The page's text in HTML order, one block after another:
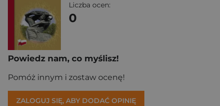
Liczba ocen:
0
Powiedz nam, co myślisz!
Pomóż innym i zostaw ocenę!
ZALOGUJ SIĘ, ABY DODAĆ OPINIĘ